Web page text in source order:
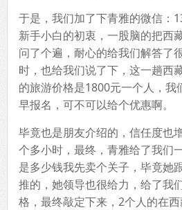
于是，我们加了下青雅的微信：
新手小白的初衷，一股脑的把西
问了个遍，耐心的给我们解答了
时，也给我们说了下，这一趟西
的旅游价格是1800元一个人，我
早报名，可不可以给个优惠啊。
毕竟也是朋友介绍的，信任度也
个多小时，最终，青雅给了我们
是多少钱我先卖个关子，毕竟她
推的，她领导也很给力，给了我
格，最终敲定下来，2个人的在